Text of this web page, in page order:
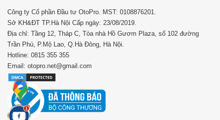
Công ty Cổ phần Đầu tư OtoPro. MST: 0108876201.
Sở KH&ĐT TP.Hà Nội Cấp ngày: 23/08/2019.
Địa chỉ: Tầng 12, Tháp C, Tòa nhà Hồ Gươm Plaza, số 102 đường
Trần Phú, P.Mộ Lao, Q.Hà Đông, Hà Nội.
Hotline: 0815 355 355
Email: otopro.net@gmail.com